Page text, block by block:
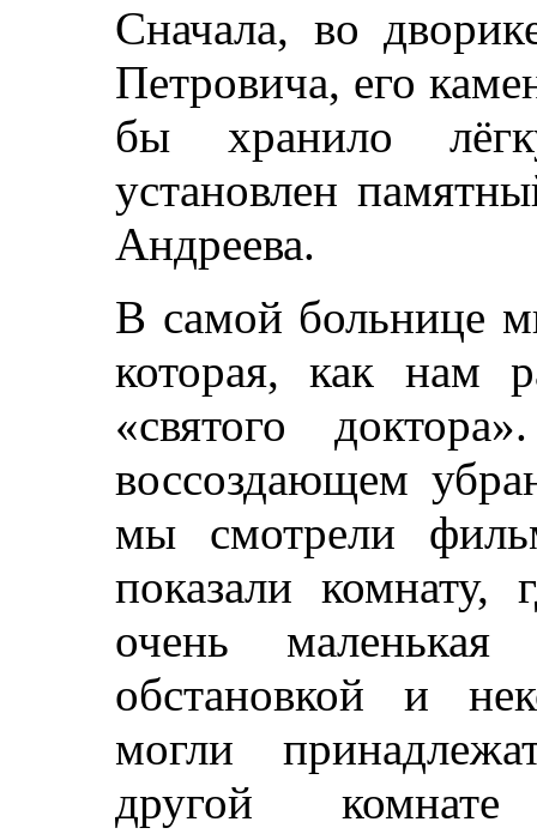
Сначала, во
Петровича, его
бы хранило
установлен
Андреева.
В самой больнице
которая, как нам
«святого
воссоздающем
мы смотрели
показали
очень
обстановкой и
могли
другой комнате